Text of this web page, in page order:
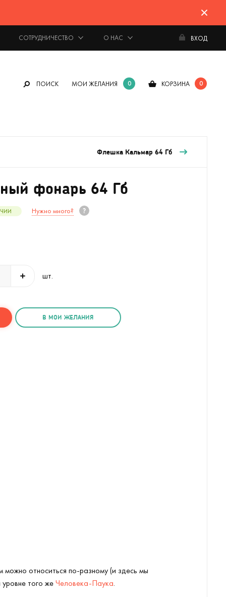
СОТРУДНИЧЕСТВО О НАС ВХОД
ПОИСК МОИ ЖЕЛАНИЯ 0 КОРЗИНА 0
Флешка Кальмар 64 Гб
фонарь 64 Гб
Нужно много?
шт.
В МОИ ЖЕЛАНИЯ
относиться по-разному (и здесь мы
того жеЧеловека-Паука.